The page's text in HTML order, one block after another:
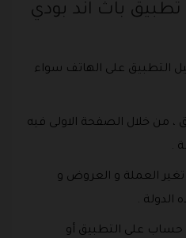
باث اند بودي
التطبيق على الهاتف سواء
، من خلال الصفحة الاولى فيه
.
تغير العملة و العروض و
الدولة .
على التطبيق أو